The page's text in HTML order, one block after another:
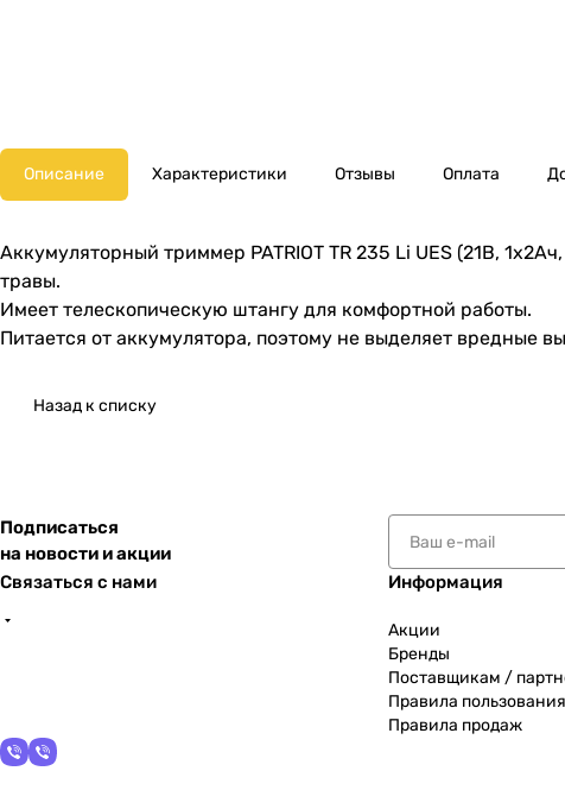
Описание Характеристики Отзывы Оплата
Аккумуляторный триммер PATRIOT TR 235 Li UES (21В,
травы.
Имеет телескопическую штангу для комфортной работы.
Питается от аккумулятора, поэтому не выделяет вредные
Назад к списку
Подписаться
на новости и акции
Связаться с нами
Информация
Акции
Бренды
Поставщикам /
Правила
Правила продаж